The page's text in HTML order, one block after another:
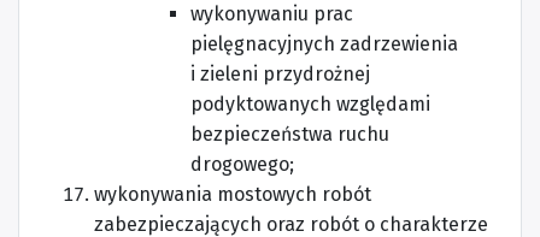
wykonywaniu prac
pielęgnacyjnych zadrzewienia
i zieleni przydrożnej
podyktowanych względami
bezpieczeństwa ruchu
drogowego;
wykonywania mostowych robót
zabezpieczających oraz robót o charakterze